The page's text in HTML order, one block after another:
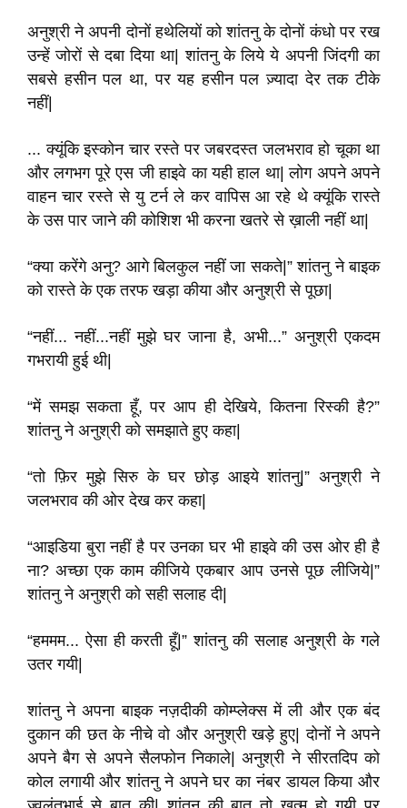
अनुश्री ने अपनी दोनों हथेलियों को शांतनु के दोनों कंधो पर रख
उन्हें जोरों से दबा दिया था| शांतनु के लिये ये अपनी जिंदगी का
सबसे हसीन पल था, पर यह हसीन पल ज़्यादा देर तक टीके
नहीं|
... क्यूंकि इस्कोन चार रस्ते पर जबरदस्त जलभराव हो चूका था
और लगभग पूरे एस जी हाइवे का यही हाल था| लोग अपने अपने
वाहन चार रस्ते से यु टर्न ले कर वापिस आ रहे थे क्यूंकि रास्ते
के उस पार जाने की कोशिश भी करना खतरे से ख़ाली नहीं था|
“क्या करेंगे अनु? आगे बिलकुल नहीं जा सकते|” शांतनु ने बाइक
को रास्ते के एक तरफ खड़ा कीया और अनुश्री से पूछा|
“नहीं... नहीं...नहीं मुझे घर जाना है, अभी...” अनुश्री एकदम
गभरायी हुई थी|
“में समझ सकता हूँ, पर आप ही देखिये, कितना रिस्की है?”
शांतनु ने अनुश्री को समझाते हुए कहा|
“तो फ़िर मुझे सिरु के घर छोड़ आइये शांतनु|” अनुश्री ने
जलभराव की ओर देख कर कहा|
“आइडिया बुरा नहीं है पर उनका घर भी हाइवे की उस ओर ही है
ना? अच्छा एक काम कीजिये एकबार आप उनसे पूछ लीजिये|”
शांतनु ने अनुश्री को सही सलाह दी|
“हममम... ऐसा ही करती हूँ|” शांतनु की सलाह अनुश्री के गले
उतर गयी|
शांतनु ने अपना बाइक नज़दीकी कोम्प्लेक्स में ली और एक बंद
दुकान की छत के नीचे वो और अनुश्री खड़े हुए| दोनों ने अपने
अपने बैग से अपने सैलफोन निकाले| अनुश्री ने सीरतदिप को
कोल लगायी और शांतनु ने अपने घर का नंबर डायल किया और